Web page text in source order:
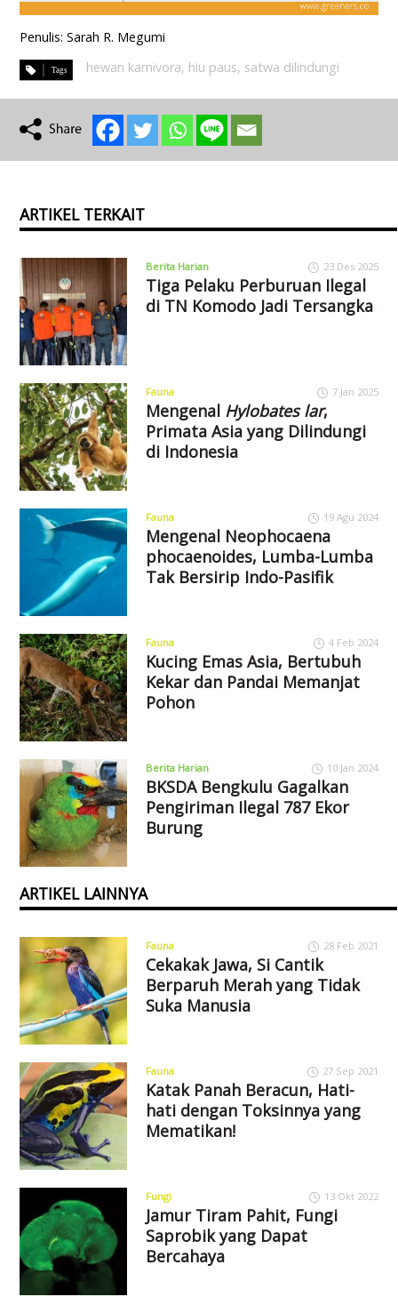
Penulis: Sarah R. Megumi
hewan karnivora, hiu paus, satwa dilindungi
ARTIKEL TERKAIT
Berita Harian 23 Des 2025
Tiga Pelaku Perburuan Ilegal
di TN Komodo Jadi Tersangka
Fauna 7 Jan 2025
Mengenal Hylobates lar,
Primata Asia yang Dilindungi
di Indonesia
Fauna 19 Agu 2024
Mengenal Neophocaena
phocaenoides, Lumba-Lumba
Tak Bersirip Indo-Pasifik
Fauna 4 Feb 2024
Kucing Emas Asia, Bertubuh
Kekar dan Pandai Memanjat
Pohon
Berita Harian 10 Jan 2024
BKSDA Bengkulu Gagalkan
Pengiriman Ilegal 787 Ekor
Burung
ARTIKEL LAINNYA
Fauna 28 Feb 2021
Cekakak Jawa, Si Cantik
Berparuh Merah yang Tidak
Suka Manusia
Fauna 27 Sep 2021
Katak Panah Beracun, Hati-
hati dengan Toksinnya yang
Mematikan!
Fungi 13 Okt 2022
Jamur Tiram Pahit, Fungi
Saprobik yang Dapat
Bercahaya